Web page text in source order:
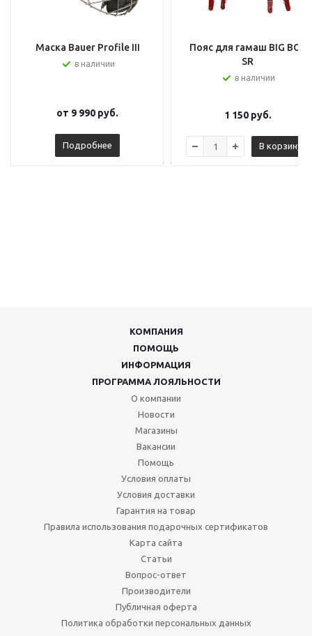
Маска Bauer Profile III
в наличии
от 9 990 руб.
Подробнее
Пояс для гамаш BIG BOY
SR
в наличии
1 150руб.
В корзину
КОМПАНИЯ
ПОМОЩЬ
ИНФОРМАЦИЯ
ПРОГРАММА ЛОЯЛЬНОСТИ
О компании
Новости
Магазины
Вакансии
Помощь
Условия оплаты
Условия доставки
Гарантия на товар
Правила использования подарочных сертификатов
Карта сайта
Статьи
Вопрос-ответ
Производители
Публичная оферта
Политика обработки персональных данных